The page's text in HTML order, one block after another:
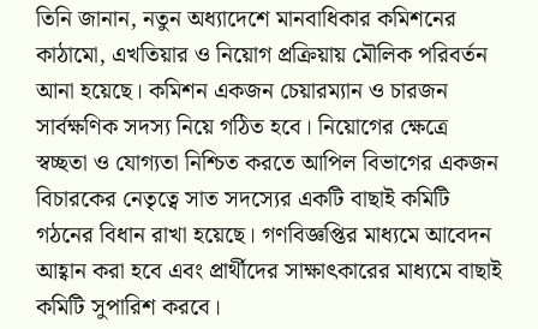
তিনি জানান, নতুন অধ্যাদেশে মানবাধিকার কমিশনের
কাঠামো, এখতিয়ার ও নিয়োগ প্রক্রিয়ায় মৌলিক পরিবর্তন
আনা হয়েছে। কমিশন একজন চেয়ারম্যান ও চারজন
সার্বক্ষণিক সদস্য নিয়ে গঠিত হবে। নিয়োগের ক্ষেত্রে
স্বচ্ছতা ও যোগ্যতা নিশ্চিত করতে আপিল বিভাগের একজন
বিচারকের নেতৃত্বে সাত সদস্যের একটি বাছাই কমিটি
গঠনের বিধান রাখা হয়েছে। গণবিজ্ঞপ্তির মাধ্যমে আবেদন
আহ্বান করা হবে এবং প্রার্থীদের সাক্ষাৎকারের মাধ্যমে বাছাই
কমিটি সুপারিশ করবে।